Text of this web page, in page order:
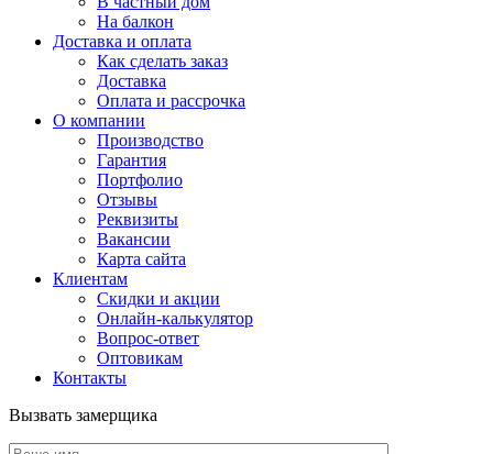
На балкон
Доставка и оплата
Как сделать заказ
Доставка
Оплата и рассрочка
О компании
Производство
Гарантия
Портфолио
Отзывы
Реквизиты
Вакансии
Карта сайта
Клиентам
Скидки и акции
Онлайн-калькулятор
Вопрос-ответ
Оптовикам
Контакты
Вызвать замерщика